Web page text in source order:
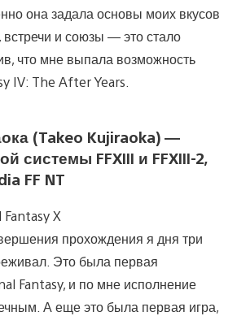
она задала основы моих вкусов
встречи и союзы — это стало
что мне выпала возможность
IV: The After Years.
(Takeo Kujiraoka) —
системы FFXIII и FFXIII-2,
FF NT
Fantasy X
прохождения я дня три
Это была первая
Fantasy, и по мне исполнение
А еще это была первая игра,